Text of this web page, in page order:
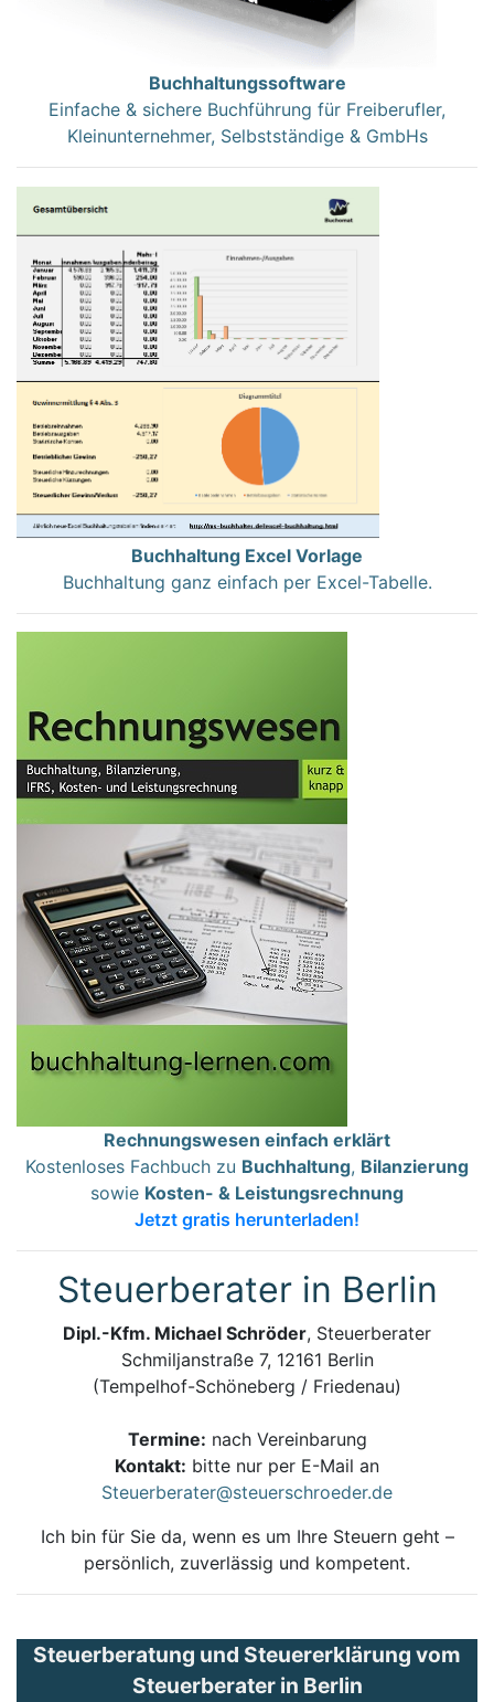
Buchhaltungssoftware
Einfache & sichere Buchführung für Freiberufler,
Kleinunternehmer, Selbstständige & GmbHs
Buchhaltung Excel Vorlage
Buchhaltung ganz einfach per Excel-Tabelle.
Rechnungswesen einfach erklärt
Kostenloses Fachbuch zu Buchhaltung, Bilanzierung
sowie Kosten- & Leistungsrechnung
Jetzt gratis herunterladen!
Steuerberater in Berlin
Dipl.-Kfm. Michael Schröder, Steuerberater
Schmiljanstraße 7, 12161 Berlin
(Tempelhof-Schöneberg / Friedenau)
Termine: nach Vereinbarung
Kontakt: bitte nur per E-Mail an
Steuerberater@steuerschroeder.de
Ich bin für Sie da, wenn es um Ihre Steuern geht –
persönlich, zuverlässig und kompetent.
Steuerberatung und Steuererklärung vom
Steuerberater in Berlin